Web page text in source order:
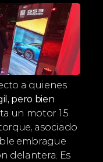
a quienes
pero bien
un motor 1.5
asociado
embrague
delantera. Es